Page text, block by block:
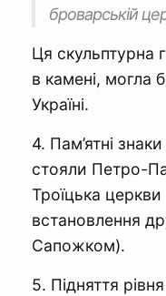
броварській
Ця скульптурна
в камені, могла
Україні.
4. Пам’ятні
стояли Петро-
Троїцька
встановлення
Сапожком).
5. Підняття